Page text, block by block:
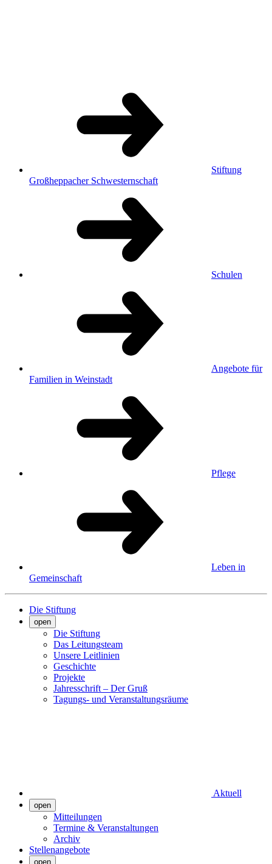
Stiftung
Großheppacher Schwesternschaft
Schulen
Angebote für
Familien in Weinstadt
Pflege
Leben in
Gemeinschaft
Die Stiftung
open
Die Stiftung
Das Leitungsteam
Unsere Leitlinien
Geschichte
Projekte
Jahresschrift – Der Gruß
Tagungs- und Veranstaltungsräume
Aktuell
open
Mitteilungen
Termine & Veranstaltungen
Archiv
Stellenangebote
open